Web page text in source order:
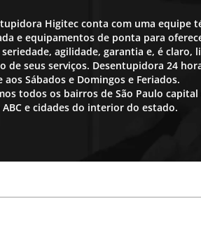
Higitec conta com uma equipe
e equipamentos de ponta para
agilidade, garantia e, é claro,
de seus serviços. Desentupidora 24
aos Sábados e Domingos e Feriados.
todos os bairros de São Paulo capital
e cidades do interior do estado.